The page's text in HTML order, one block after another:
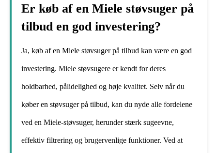
Er køb af en Miele støvsuger på
tilbud en god investering?
Ja, køb af en Miele støvsuger på tilbud kan være en god
investering. Miele støvsugere er kendt for deres
holdbarhed, pålidelighed og høje kvalitet. Selv når du
køber en støvsuger på tilbud, kan du nyde alle fordelene
ved en Miele-støvsuger, herunder stærk sugeevne,
effektiv filtrering og brugervenlige funktioner. Ved at